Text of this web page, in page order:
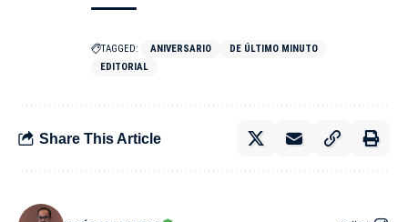
TAGGED: ANIVERSARIO
DE ÚLTIMO MINUTO
EDITORIAL
Share This Article